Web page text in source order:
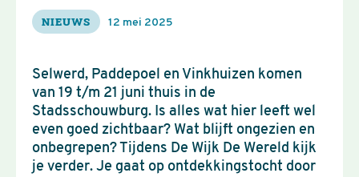
NIEUWS 12 mei 2025
Selwerd, Paddepoel en Vinkhuizen komen
van 19 t/m 21 juni thuis in de
Stadsschouwburg. Is alles wat hier leeft wel
even goed zichtbaar? Wat blijft ongezien en
onbegrepen? Tijdens De Wijk De Wereld kijk
je verder. Je gaat op ontdekkingstocht door